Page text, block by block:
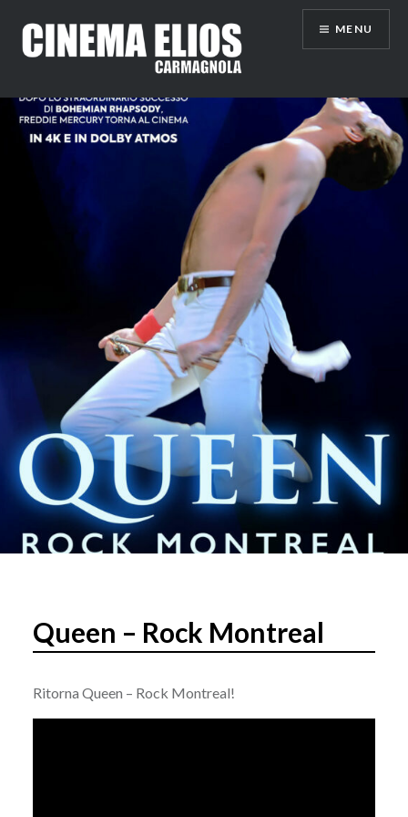
contenuto
MENU
Queen – Rock Montreal
Ritorna Queen – Rock Montreal!